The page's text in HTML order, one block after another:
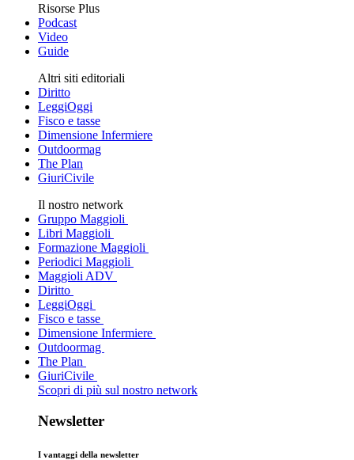
Risorse Plus
Podcast
Video
Guide
Altri siti editoriali
Diritto
LeggiOggi
Fisco e tasse
Dimensione Infermiere
Outdoormag
The Plan
GiuriCivile
Il nostro network
Gruppo Maggioli
Libri Maggioli
Formazione Maggioli
Periodici Maggioli
Maggioli ADV
Diritto
LeggiOggi
Fisco e tasse
Dimensione Infermiere
Outdoormag
The Plan
GiuriCivile
Scopri di più sul nostro network
Newsletter
I vantaggi della newsletter